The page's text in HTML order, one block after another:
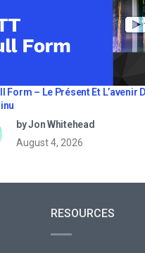
Form – Le Présent Et L’avenir
by Jon Whitehead
August 4, 2026
RESOURCES